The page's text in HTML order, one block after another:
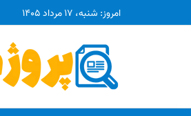
امروز: شنبه، ۱۷ مرداد ۱۴۰۵